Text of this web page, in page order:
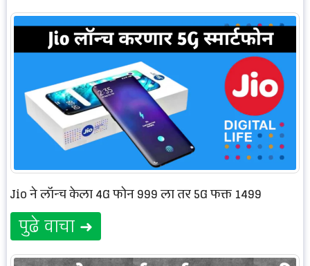
Jio ने लॉन्च केला 4G फोन 999 ला तर 5G फक्त 1499
पुढे वाचा ➜